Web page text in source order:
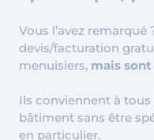
Vous l’avez
devis/facturation
menuisiers, mais
Ils conviennent à tous
bâtiment sans être
en particulier.